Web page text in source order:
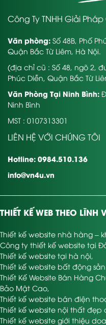
Công Ty TNHH Giải
Văn phòng: Số 48B, Phố
Quận Bắc Từ Liêm, Hà Nội.
(địa chỉ cũ : Số 48, ngõ 2,
Phúc Diễn, Quận Bắc Từ
Văn Phòng Tại Ninh Bình:
Ninh Bình
MST : 0107313301
LIÊN HỆ VỚI CHÚNG TÔI
Hotline: 0984.510.136
info@vn4u.vn
THIẾT KẾ WEB THEO LĨNH
Thiết kế website nhà hàng –
Công ty thiết kế website tại
Thiết kế website tại hà nội,
Thiết kế website bất động
Thiết Kế Website Bán Hàng
Bảo Mật Cao,
Thiết kế website bán điện
Thiết kế website nội thất đẹp
Thiết kế website giới thiệu